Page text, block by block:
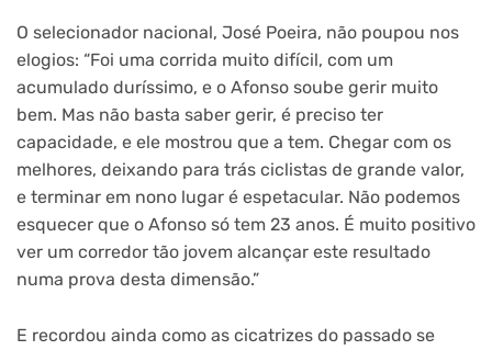
O selecionador nacional, José Poeira, não poupou nos
elogios: “Foi uma corrida muito difícil, com um
acumulado duríssimo, e o Afonso soube gerir muito
bem. Mas não basta saber gerir, é preciso ter
capacidade, e ele mostrou que a tem. Chegar com os
melhores, deixando para trás ciclistas de grande valor,
e terminar em nono lugar é espetacular. Não podemos
esquecer que o Afonso só tem 23 anos. É muito positivo
ver um corredor tão jovem alcançar este resultado
numa prova desta dimensão.”
E recordou ainda como as cicatrizes do passado se